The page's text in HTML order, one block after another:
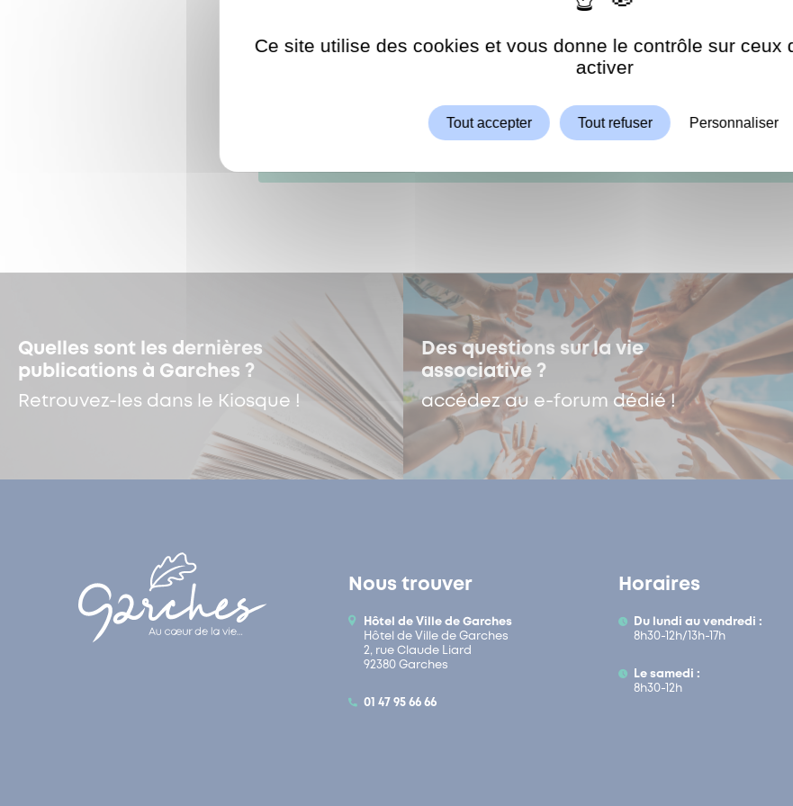
Quelles sont les dernières
publications à Garches ?
Retrouvez-les dans le Kiosque !
Des questions sur la vie
associative ?
accédez au e-forum dédié !
Nous trouver
Hôtel de Ville de Garches
Hôtel de Ville de Garches
2, rue Claude Liard
92380 Garches
01 47 95 66 66
Horaires
Du lundi au vendredi :
8h30-12h/13h-17h
Le samedi :
8h30-12h
Ce site utilise des cookies et vous donne le contrôle sur ceux
activer
Tout accepter Tout refuser Personnaliser